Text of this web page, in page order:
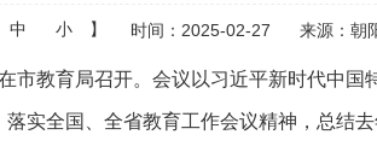
中 小 】 时间：2025-02-27 来源：朝
市教育局召开。会议以习近平新时代中
实全国、全省教育工作会议精神，总结